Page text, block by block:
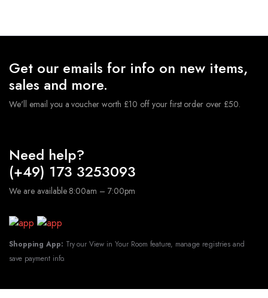
Get our emails for info on new items,
sales and more.
We'll email you a voucher worth £10 off your first order over £50.
Need help?
(+49) 173 3253093
We are available 8:00am – 7:00pm
Shopping App: Try our View in Your Room feature, manage registries and
save payment info.